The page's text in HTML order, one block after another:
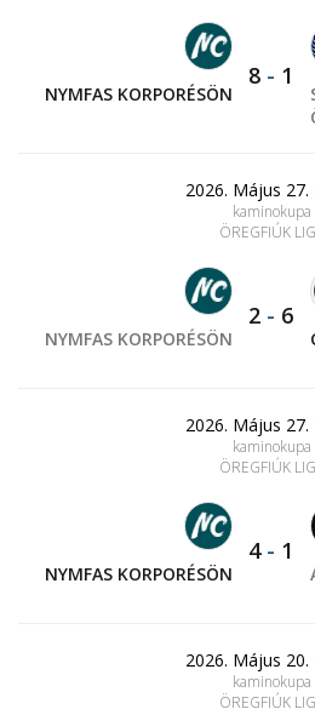
NYMFAS KORPORÉSÖN
8 - 1
2026. Május 27.
kaminokupa
ÖREGFIÚK
NYMFAS KORPORÉSÖN
2 - 6
2026. Május 27.
kaminokupa
ÖREGFIÚK
NYMFAS KORPORÉSÖN
4- 1
2026. Május 20.
kaminokupa
ÖREGFIÚK